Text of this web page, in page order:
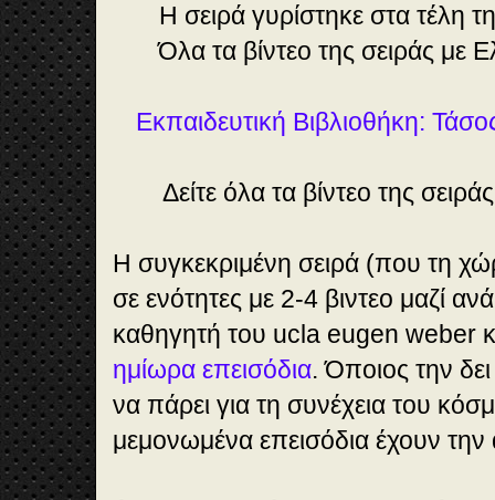
Η σειρά γυρίστηκε στα τέλη
Όλα τα βίντεο της σειράς με
Εκπαιδευτική Βιβλιοθήκη:
Δείτε όλα τα βίντεο της
Η συγκεκριμένη σειρά (που τη
σε ενότητες με 2-4 βιντεο μαζί
καθηγητή του ucla eugen weber
ημίωρα επεισόδια. Όποιος την
να πάρει για τη συνέχεια του
μεμονωμένα επεισόδια έχουν την